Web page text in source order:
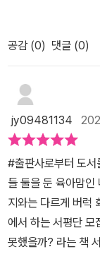
공감 (0) 댓글 (0)
jy09481134
#출판사로부터 도
들 둘을 둔 육아맘인
지와는 다르게 버럭
에서 하는 서평단 모
못했을까? 라는 책